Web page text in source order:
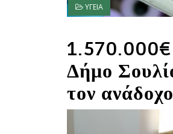
ΥΓΕΙΑ
1.570.000€
Δήμο
τον ανάδοχο